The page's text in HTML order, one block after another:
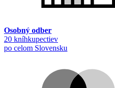
Osobný odber
20 kníhkupectiev
po celom Slovensku